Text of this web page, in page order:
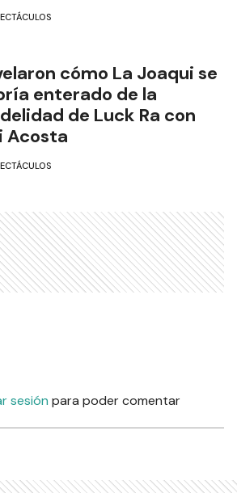
cómo La Joaqui se
enterado de la
de Luck Ra con
Acosta
sesión para poder comentar